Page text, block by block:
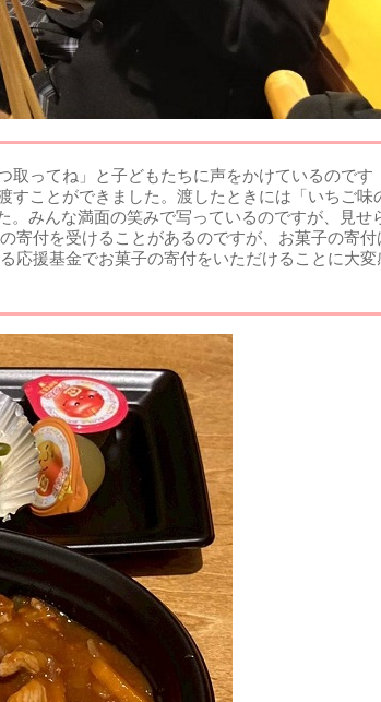
取ってね」と子どもたちに声をかけているのです
すことができました。渡したときには「いちご味
みんな満面の笑みで写っているのですが、見せ
寄付を受けることがあるのですが、お菓子の寄付
応援基金でお菓子の寄付をいただけることに大変